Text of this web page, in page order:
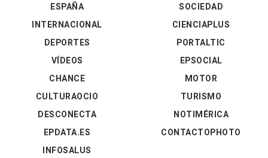
ESPAÑA
INTERNACIONAL
DEPORTES
VÍDEOS
SOCIEDAD
CIENCIAPLUS
PORTALTIC
EPSOCIAL
CHANCE
CULTURAOCIO
DESCONECTA
EPDATA.ES
INFOSALUS
MOTOR
TURISMO
NOTIMÉRICA
CONTACTOPHOTO